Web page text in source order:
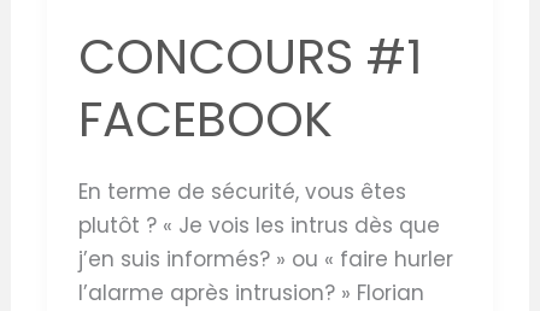
CONCOURS #1
FACEBOOK
En terme de sécurité, vous êtes
plutôt ? « Je vois les intrus dès que
j’en suis informés? » ou « faire hurler
l’alarme après intrusion? » Florian